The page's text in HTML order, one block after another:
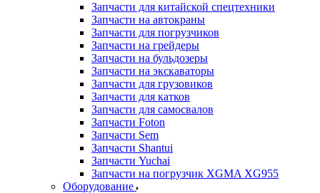
Запчасти для китайской спецтехники
Запчасти на автокраны
Запчасти для погрузчиков
Запчасти на грейдеры
Запчасти на бульдозеры
Запчасти на экскаваторы
Запчасти для грузовиков
Запчасти для катков
Запчасти для самосвалов
Запчасти Foton
Запчасти Sem
Запчасти Shantui
Запчасти Yuchai
Запчасти на погрузчик XGMA XG955
Оборудование